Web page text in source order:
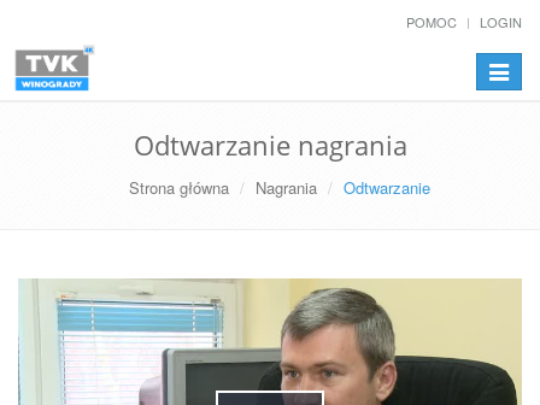
POMOC LOGIN
Odtwarzanie nagrania
Strona główna Nagrania Odtwarzanie